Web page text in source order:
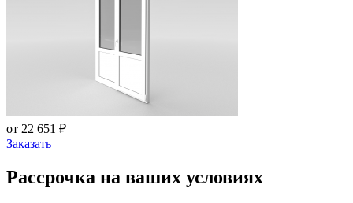
от 22 651 ₽
Заказать
Рассрочка на ваших условиях